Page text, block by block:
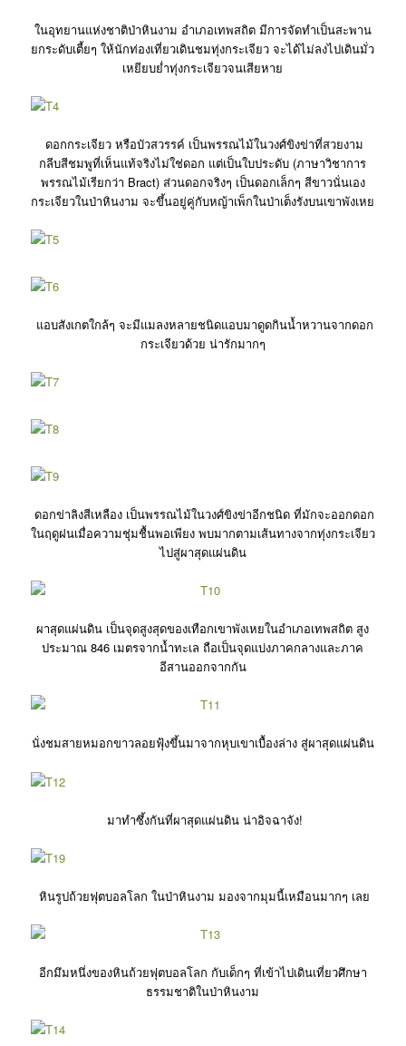
ในอุทยานแห่งชาติป่าหินงาม อำเภอเทพสถิต มีการจัดทำเป็นสะพาน
ยกระดับเตี้ยๆ ให้นักท่องเที่ยวเดินชมทุ่งกระเจียว จะได้ไม่ลงไปเดินมั่ว
เหยียบย่ำทุ่งกระเจียวจนเสียหาย
ดอกกระเจียว หรือบัวสวรรค์ เป็นพรรณไม้ในวงศ์ขิงข่าที่สวยงาม
กลีบสีชมพูที่เห็นแท้จริงไม่ใช่ดอก แต่เป็นใบประดับ (ภาษาวิชาการ
พรรณไม้เรียกว่า Bract) ส่วนดอกจริงๆ เป็นดอกเล็กๆ สีขาวนั่นเอง
กระเจียวในป่าหินงาม จะขึ้นอยู่คู่กับหญ้าเพ็กในป่าเต็งรังบนเขาพังเหย
แอบสังเกตใกล้ๆ จะมีแมลงหลายชนิดแอบมาดูดกินน้ำหวานจากดอก
กระเจียวด้วย น่ารักมากๆ
ดอกข่าลิงสีเหลือง เป็นพรรณไม้ในวงศ์ขิงข่าอีกชนิด ที่มักจะออกดอก
ในฤดูฝนเมื่อความชุ่มชื้นพอเพียง พบมากตามเส้นทางจากทุ่งกระเจียว
ไปสู่ผาสุดแผ่นดิน
ผาสุดแผ่นดิน เป็นจุดสูงสุดของเทือกเขาพังเหยในอำเภอเทพสถิต สูง
ประมาณ 846 เมตรจากน้ำทะเล ถือเป็นจุดแบ่งภาคกลางและภาค
อีสานออกจากกัน
นั่งชมสายหมอกขาวลอยฟุ้งขึ้นมาจากหุบเขาเบื้องล่าง สู่ผาสุดแผ่นดิน
มาทำซึ้งกันที่ผาสุดแผ่นดิน น่าอิจฉาจัง!
หินรูปถ้วยฟุตบอลโลก ในป่าหินงาม มองจากมุมนี้เหมือนมากๆ เลย
อีกมึมหนึ่งของหินถ้วยฟุตบอลโลก กับเด็กๆ ที่เข้าไปเดินเที่ยวศึกษา
ธรรมชาติในป่าหินงาม